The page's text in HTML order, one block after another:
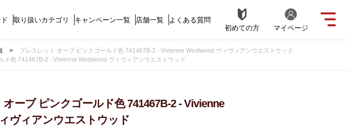
取り扱いカテゴリ キャンペーン一覧 店舗一覧
よくある質問
初めての方
マイページ
ブレスレット オーブ ピンクゴールド色 741467B-2 - Vivienne Westwood ヴィヴィアンウエストウッド
ド色 741467B-2 - Vivienne Westwood ヴィヴィアンウエストウッド
ーブ ピンクゴールド色 741467B-2 - Vivienne
ヴィアンウエストウッド